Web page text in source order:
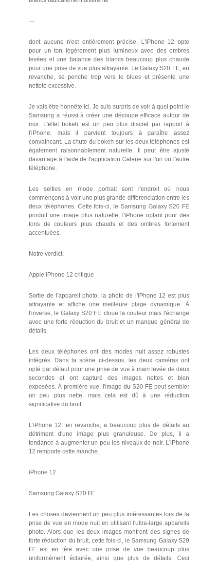
—
dont aucune n'est entièrement précise. L'iPhone 12 opte
pour un ton légèrement plus lumineux avec des ombres
levées et une balance des blancs beaucoup plus chaude
pour une prise de vue plus attrayante. Le Galaxy S20 FE, en
revanche, se penche trop vers le blues et présente une
netteté excessive.
Je vais être honnête ici. Je suis surpris de voir à quel point le
Samsung a réussi à créer une découpe efficace autour de
moi. L'effet bokeh est un peu plus discret par rapport à
l'iPhone, mais il parvient toujours à paraître assez
convaincant. La chute du bokeh sur les deux téléphones est
également raisonnablement naturelle. Il peut être ajusté
davantage à l'aide de l'application Galerie sur l'un ou l'autre
téléphone.
Les selfies en mode portrait sont l'endroit où nous
commençons à voir une plus grande différenciation entre les
deux téléphones. Cette fois-ci, le Samsung Galaxy S20 FE
produit une image plus naturelle, l'iPhone optant pour des
tons de couleurs plus chauds et des ombres fortement
accentuées.
Notre verdict:
Apple iPhone 12 critique
Sortie de l'appareil photo, la photo de l'iPhone 12 est plus
attrayante et affiche une meilleure plage dynamique. À
l'inverse, le Galaxy S20 FE cloue la couleur mais l'échange
avec une forte réduction du bruit et un manque général de
détails.
Les deux téléphones ont des modes nuit assez robustes
intégrés. Dans la scène ci-dessus, les deux caméras ont
opté par défaut pour une prise de vue à main levée de deux
secondes et ont capturé des images nettes et bien
exposées. À première vue, l'image du S20 FE peut sembler
un peu plus nette, mais cela est dû à une réduction
significative du bruit.
L'iPhone 12, en revanche, a beaucoup plus de détails au
détriment d'une image plus granuleuse. De plus, il a
tendance à augmenter un peu les niveaux de noir. L'iPhone
12 remporte cette manche.
iPhone 12
Samsung Galaxy S20 FE
Les choses deviennent un peu plus intéressantes lors de la
prise de vue en mode nuit en utilisant l'ultra-large appareils
photo. Alors que les deux images montrent des signes de
forte réduction du bruit, cette fois-ci, le Samsung Galaxy S20
FE est en tête avec une prise de vue beaucoup plus
uniformément éclairée, ainsi que plus de détails. Ceci